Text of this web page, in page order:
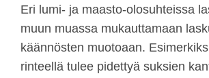
Eri lumi- ja maasto-olosuhteissa
muun muassa mukauttamaan
käännösten muotoaan.
rinteellä tulee pidettyä suksien